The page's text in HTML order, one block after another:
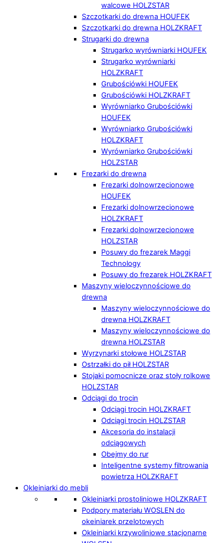
walcowe HOLZSTAR
Szczotkarki do drewna HOUFEK
Szczotkarki do drewna HOLZKRAFT
Strugarki do drewna
Strugarko wyrówniarki HOUFEK
Strugarko wyrówniarki
HOLZKRAFT
Grubościówki HOUFEK
Grubościówki HOLZKRAFT
Wyrówniarko Grubościówki
HOUFEK
Wyrówniarko Grubościówki
HOLZKRAFT
Wyrówniarko Grubościówki
HOLZSTAR
Frezarki do drewna
Frezarki dolnowrzecionowe
HOUFEK
Frezarki dolnowrzecionowe
HOLZKRAFT
Frezarki dolnowrzecionowe
HOLZSTAR
Posuwy do frezarek Maggi
Technology
Posuwy do frezarek HOLZKRAFT
Maszyny wieloczynnościowe do
drewna
Maszyny wieloczynnościowe do
drewna HOLZKRAFT
Maszyny wieloczynnościowe do
drewna HOLZSTAR
Wyrzynarki stołowe HOLZSTAR
Ostrzałki do pił HOLZSTAR
Stojaki pomocnicze oraz stoły rolkowe
HOLZSTAR
Odciągi do trocin
Odciągi trocin HOLZKRAFT
Odciągi trocin HOLZSTAR
Akcesoria do instalacji
odciągowych
Obejmy do rur
Inteligentne systemy filtrowania
powietrza HOLZKRAFT
Okleiniarki do mebli
Okleiniarki prostoliniowe HOLZKRAFT
Podpory materiału WOSLEN do
okeiniarek przelotowych
Okleiniarki krzywoliniowe stacjonarne